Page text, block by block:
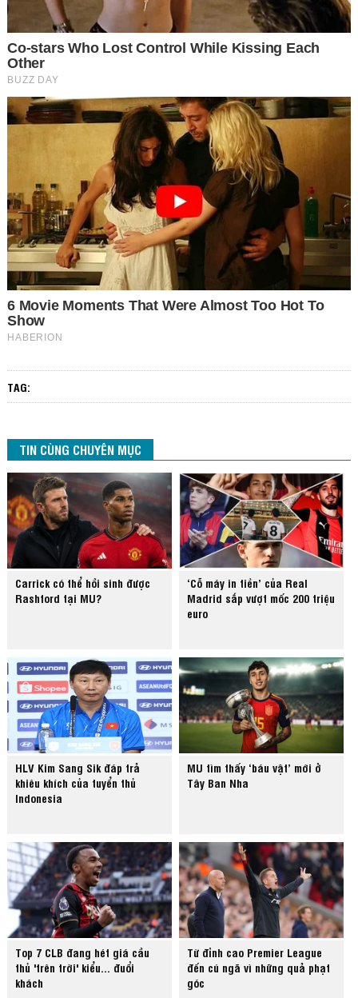
TAG:
TIN CÙNG CHUYÊN MỤC
Carrick có thể hồi sinh được
Rashford tại MU?
‘Cỗ máy in tiền’ của Real
Madrid sắp vượt mốc 200 triệu
euro
HLV Kim Sang Sik đáp trả
khiêu khích của tuyển thủ
Indonesia
MU tìm thấy ‘báu vật’ mới ở
Tây Ban Nha
Top 7 CLB đang hét giá cầu
thủ 'trên trời' kiểu... đuổi
khách
Từ đỉnh cao Premier League
đến cú ngã vì những quả phạt
góc